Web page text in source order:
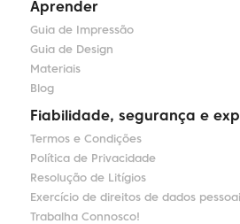
Aprender
Guia de Impressão
Guia de Design
Materiais
Blog
Fiabilidade, segurança e
Termos e Condições
Política de Privacidade
Resolução de Litígios
Exercício de direitos de dados
Trabalha Connosco!